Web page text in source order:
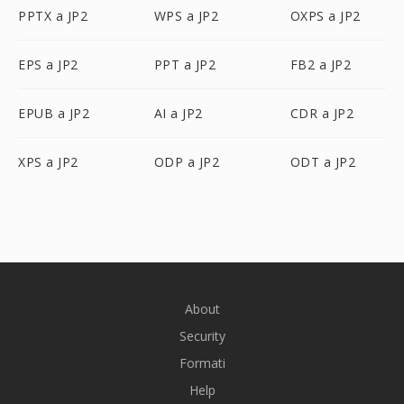
PPTX a JP2 WPS a JP2 OXPS a JP2
EPS a JP2 PPT a JP2 FB2 a JP2
EPUB a JP2 AI a JP2 CDR a JP2
XPS a JP2 ODP a JP2 ODT a JP2
About
Security
Formati
Help